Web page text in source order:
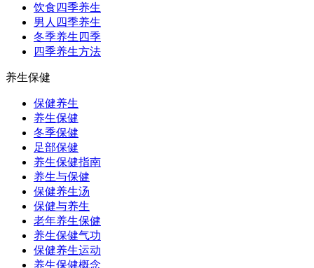
饮食四季养生
男人四季养生
冬季养生四季
四季养生方法
养生保健
保健养生
养生保健
冬季保健
足部保健
养生保健指南
养生与保健
保健养生汤
保健与养生
老年养生保健
养生保健气功
保健养生运动
养生保健概念